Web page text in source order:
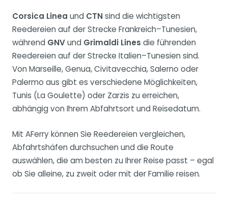
Corsica Linea und CTNsind die wichtigsten
Reedereien auf der Strecke Frankreich–Tunesien,
während GNVund Grimaldi Lines die führenden
Reedereien auf der Strecke Italien–Tunesien sind.
Von Marseille, Genua, Civitavecchia, Salerno oder
Palermo aus gibt es verschiedene Möglichkeiten,
Tunis (La Goulette) oder Zarzis zu erreichen,
abhängig von Ihrem Abfahrtsort und Reisedatum.
Mit AFerry können Sie Reedereien vergleichen,
Abfahrtshäfen durchsuchen und die Route
auswählen, die am besten zu Ihrer Reise passt – egal
ob Sie alleine, zu zweit oder mit der Familie reisen.